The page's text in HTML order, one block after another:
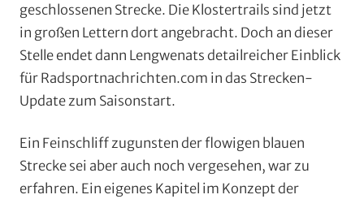
geschlossenen Strecke. Die Klostertrails sind jetzt
in großen Lettern dort angebracht. Doch an dieser
Stelle endet dann Lengwenats detailreicher Einblick
für Radsportnachrichten.com in das Strecken-
Update zum Saisonstart.
Ein Feinschliff zugunsten der flowigen blauen
Strecke sei aber auch noch vergesehen, war zu
erfahren. Ein eigenes Kapitel im Konzept der